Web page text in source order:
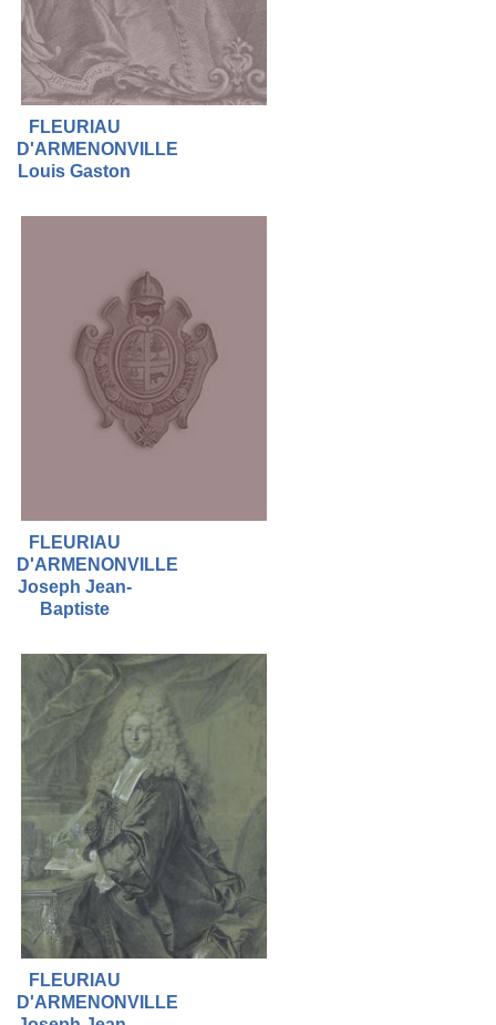
FLEURIAU
D'ARMENONVILLE
Louis Gaston
FLEURIAU
D'ARMENONVILLE
Joseph Jean-
Baptiste
FLEURIAU
D'ARMENONVILLE